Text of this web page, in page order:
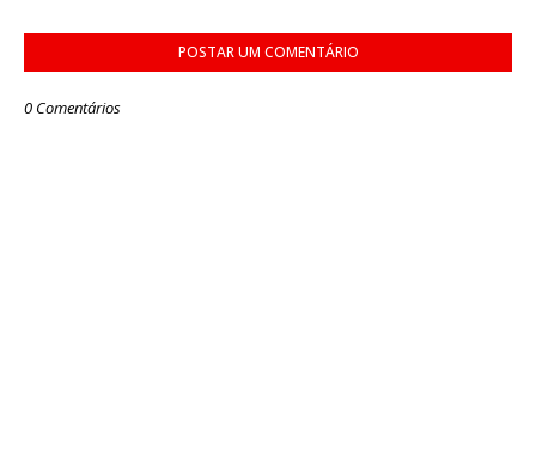
POSTAR UM COMENTÁRIO
0 Comentários